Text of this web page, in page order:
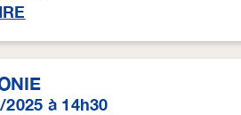
à 14h30